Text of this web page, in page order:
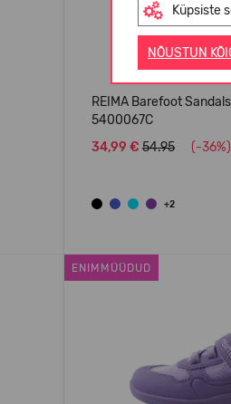
Küpsiste
NÕUSTUN
REIMA Barefoot
5400067C
34,99 € 54.95 (-36%)
+2
ENIMMÜÜDUD